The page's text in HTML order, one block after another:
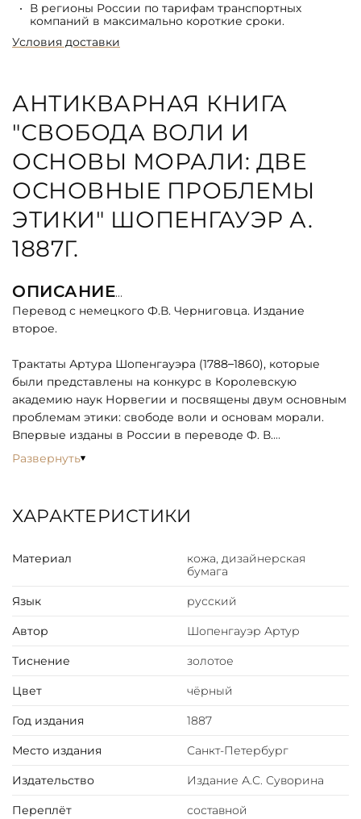
В регионы России по тарифам транспортных
компаний в максимально короткие сроки.
Условия доставки
АНТИКВАРНАЯ КНИГА
"СВОБОДА ВОЛИ И
ОСНОВЫ МОРАЛИ: ДВЕ
ОСНОВНЫЕ ПРОБЛЕМЫ
ЭТИКИ" ШОПЕНГАУЭР А.
1887Г.
ОПИСАНИЕ
Перевод с немецкого Ф.В. Черниговца. Издание
второе.
Трактаты Артура Шопенгауэра (1788–1860), которые
были представлены на конкурс в Королевскую
академию наук Норвегии и посвящены двум основным
проблемам этики: свободе воли и основам морали.
Впервые изданы в России в переводе Ф. В.
Черниговца.
Развернуть
ХАРАКТЕРИСТИКИ
Материал
кожа, дизайнерская
бумага
Язык русский
Автор Шопенгауэр Артур
Тиснение золотое
Цвет чёрный
Год издания 1887
Место издания Санкт-Петербург
Издательство Издание А.С. Суворина
Переплёт составной